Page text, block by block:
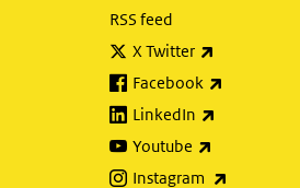
RSS feed
X Twitter
Facebook
LinkedIn
Youtube
Instagram